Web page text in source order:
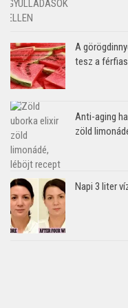
A
tesz a
Anti-aging
zöld
Napi 3 liter